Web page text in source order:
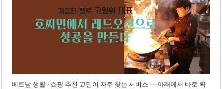
베트남 생활 · 쇼핑 추천 교민이 자주 찾는 서비스 — 아래에서 바로 확